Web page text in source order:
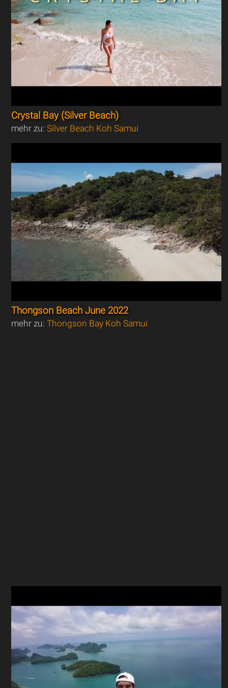
Crystal Bay (Silver Beach)
mehr zu:Silver Beach Koh Samui
Thongson Beach June 2022
mehr zu:Thongson Bay Koh Samui